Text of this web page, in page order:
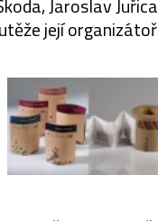
Jaroslav
její